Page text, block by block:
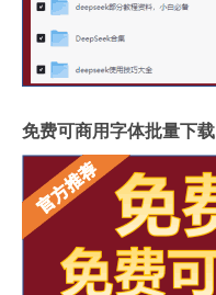
免费可商用字体批量下载